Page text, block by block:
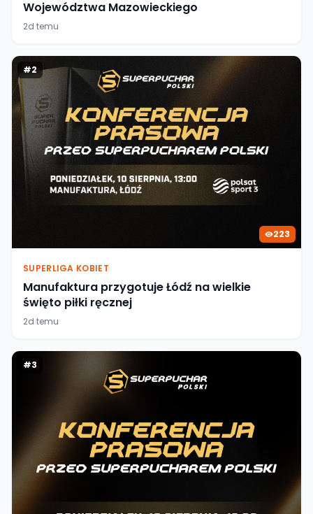
Województwa Mazowieckiego
2d temu
#2
223
SUPERLIGA KOBIET
Manufaktura przygotuje Łódź na wielkie
święto piłki ręcznej
2d temu
#3